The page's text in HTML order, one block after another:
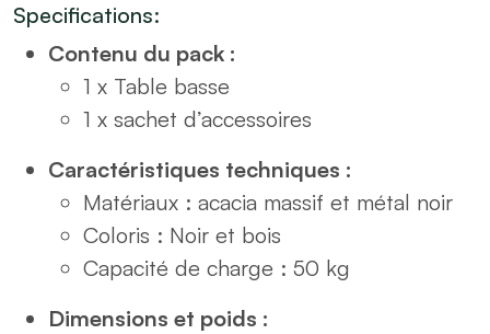
pied
métal
quantity
Specifications:
Contenu du pack :
1 x Table basse
1 x sachet d’accessoires
Caractéristiques techniques :
Matériaux : acacia massif et métal noir
Coloris : Noir et bois
Capacité de charge : 50 kg
Dimensions et poids :